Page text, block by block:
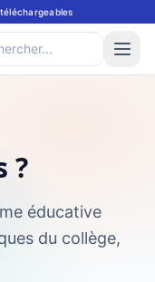
?
éducative
du collège,